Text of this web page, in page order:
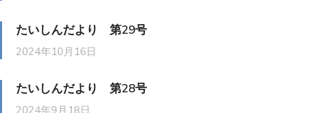
たいしんだより 第29号
2024年10月16日
たいしんだより 第28号
2024年9月18日